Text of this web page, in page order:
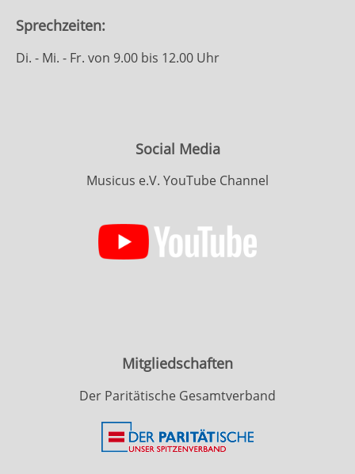
Sprechzeiten:
Di. - Mi. - Fr. von 9.00 bis 12.00 Uhr
Social Media
Musicus e.V. YouTube Channel
Mitgliedschaften
Der Paritätische Gesamtverband